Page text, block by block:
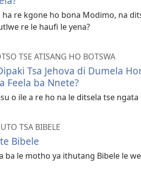
ha re kgone ho bona Modimo, na
re le haufi le yena?
TSE ATISANG HO BOTSWA
Tsa Jehova di Dumela
Feela ba Nnete?
o ile a re ho na le ditsela tse
TSA BIBELE
Bibele
ba le motho ya ithutang Bibele le